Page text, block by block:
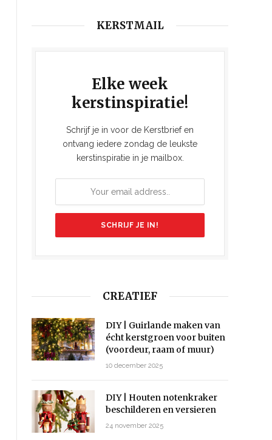
KERSTMAIL
Elke week
kerstinspiratie!
Schrijf je in voor de Kerstbrief en
ontvang iedere zondag de leukste
kerstinspiratie in je mailbox.
CREATIEF
DIY | Guirlande maken van
écht kerstgroen voor buiten
(voordeur, raam of muur)
10 december 2025
DIY | Houten notenkraker
beschilderen en versieren
24 november 2025